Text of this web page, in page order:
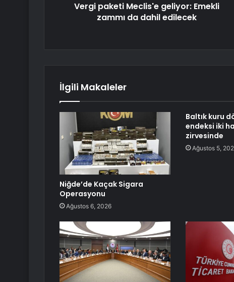
Vergi paketi Meclis'e geliyor: Emekli
zammı da dahil edilecek
İlgili Makaleler
Niğde’de Kaçak Sigara
Operasyonu
Ağustos 6, 2026
Baltık kuru
endeksi iki
zirvesinde
Ağustos 5,